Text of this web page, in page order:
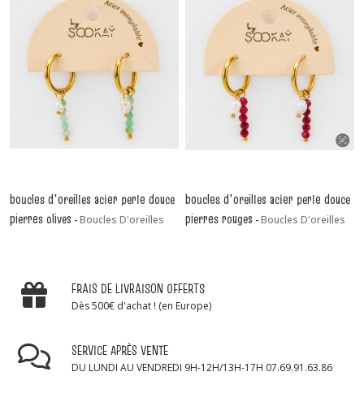
boucles d'oreilles acier perle douce
pierres olives -Boucles D'oreilles
boucles d'oreilles acier perle douce
pierres rouges -Boucles D'oreilles
FRAIS DE LIVRAISON OFFERTS
Dès 500€ d'achat ! (en Europe)
SERVICE APRÈS VENTE
DU LUNDI AU VENDREDI 9H-12H/13H-17H 07.69.91.63.86